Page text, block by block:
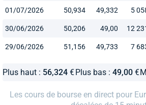
01/07/2026 50,934 49,332 5
30/06/2026 50,206 49,00 12
29/06/2026 51,156 49,733 7
Plus haut : 56,324 €Plus bas : 49,00€
Les cours de bourse en direct pour